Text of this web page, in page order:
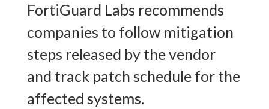
FortiGuard Labs recommends
companies to follow mitigation
steps released by the vendor
and track patch schedule for the
affected systems.